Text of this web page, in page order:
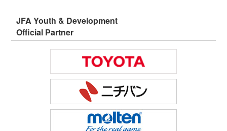
JFA Youth & Development
Official Partner